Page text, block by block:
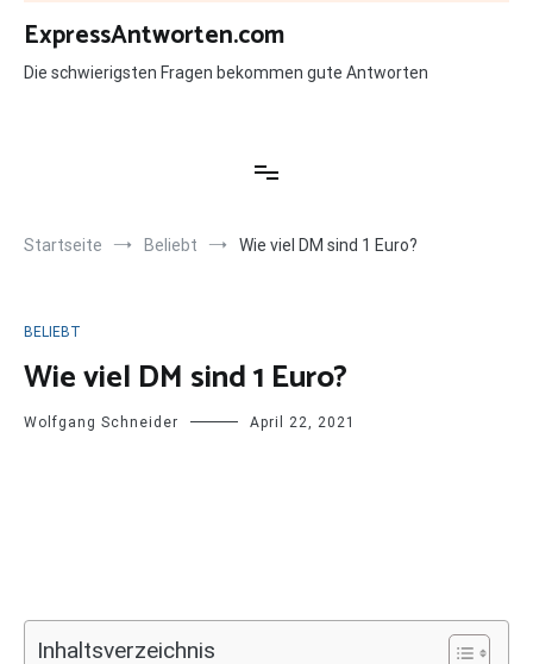
Zum
Inhalt
springen
ExpressAntworten.com
Die schwierigsten Fragen bekommen gute Antworten
Startseite Beliebt Wie viel DM sind 1 Euro?
BELIEBT
Wie viel DM sind 1 Euro?
Wolfgang Schneider April 22, 2021
Inhaltsverzeichnis